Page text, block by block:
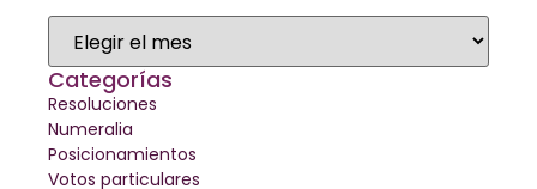
Categorías
Resoluciones
Numeralia
Posicionamientos
Votos particulares